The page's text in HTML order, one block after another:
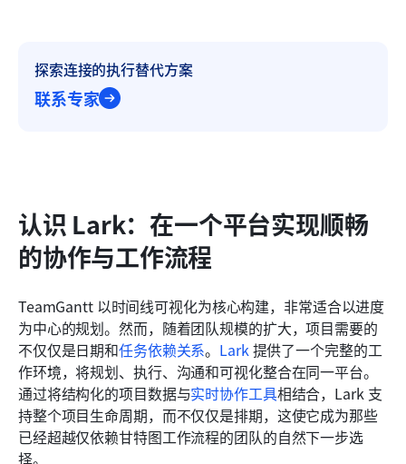
探索连接的执行替代方案
联系专家
认识 Lark：在一个平台实现顺畅
的协作与工作流程
TeamGantt 以时间线可视化为核心构建，非常适合以进度
为中心的规划。然而，随着团队规模的扩大，项目需要的
不仅仅是日期和任务依赖关系。 Lark 提供了一个完整的工
作环境，将规划、执行、沟通和可视化整合在同一平台。
通过将结构化的项目数据与实时协作工具相结合，Lark 支
持整个项目生命周期，而不仅仅是排期，这使它成为那些
已经超越仅依赖甘特图工作流程的团队的自然下一步选
择。